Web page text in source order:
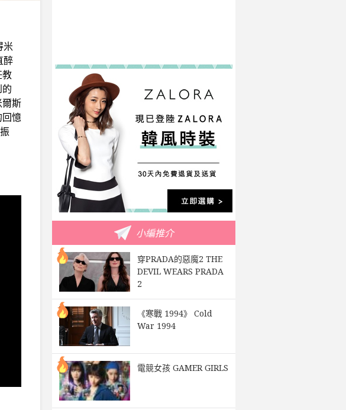
米
醉
教
斯
憶
小編推介
穿PRADA的惡魔2 THE
DEVIL WEARS PRADA
2
《寒戰 1994》 Cold
War 1994
電競女孩 GAMER GIRLS